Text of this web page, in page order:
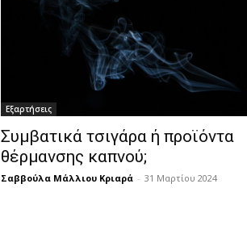
Εξαρτήσεις
Συμβατικά τσιγάρα ή προϊόντα
θέρμανσης καπνού;
Σαββούλα Μάλλιου Κριαρά - 31 Μαρτίου 2024